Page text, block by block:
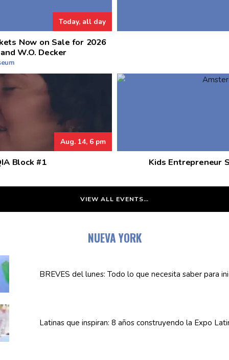
Today, all day
Now on Sale for 2026
W.O. Decker
Aug. 14, 6 pm
Block #1 Kids Entrepreneur
VIEW ALL EVENTS…
NUEVA YORK
BREVES del lunes: Todo lo que necesita saber para
Latinas que inspiran: 8 años construyendo la Expo